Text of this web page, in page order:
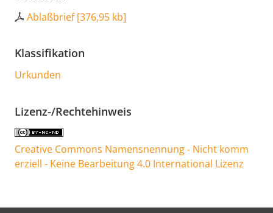
Ablaßbrief[376,95 kb]
Klassifikation
Urkunden
Lizenz-/Rechtehinweis
Creative Commons Namensnennung - Nicht komm
erziell - Keine Bearbeitung 4.0 International Lizenz